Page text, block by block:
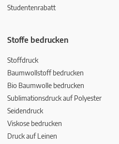
Studentenrabatt
Stoffe bedrucken
Stoffdruck
Baumwollstoff bedrucken
Bio Baumwolle bedrucken
Sublimationsdruck auf Polyester
Seidendruck
Viskose bedrucken
Druck auf Leinen